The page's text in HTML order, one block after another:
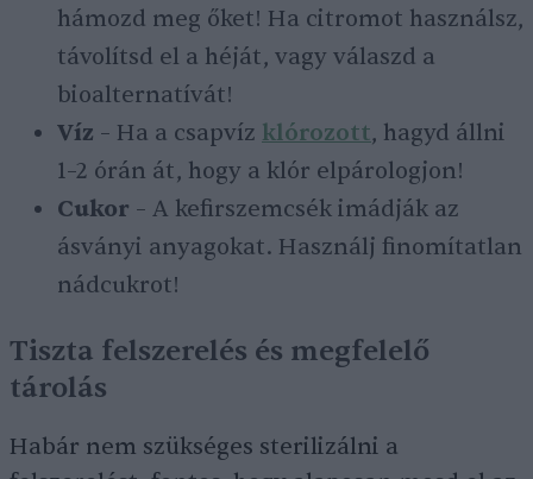
hámozd meg őket! Ha citromot használsz,
távolítsd el a héját, vagy válaszd a
bioalternatívát!
Víz – Ha a csapvíz klórozott, hagyd állni
1–2 órán át, hogy a klór elpárologjon!
Cukor – A kefirszemcsék imádják az
ásványi anyagokat. Használj finomítatlan
nádcukrot!
Tiszta felszerelés és megfelelő
tárolás
Habár nem szükséges sterilizálni a